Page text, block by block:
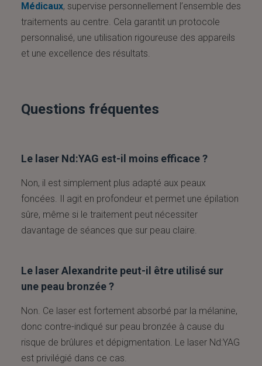
Médicaux, supervise personnellement l’ensemble des
traitements au centre. Cela garantit un protocole
personnalisé, une utilisation rigoureuse des appareils
et une excellence des résultats.
Questions fréquentes
Le laser Nd:YAG est-il moins efficace ?
Non, il est simplement plus adapté aux peaux
foncées. Il agit en profondeur et permet une épilation
sûre, même si le traitement peut nécessiter
davantage de séances que sur peau claire.
Le laser Alexandrite peut-il être utilisé sur
une peau bronzée ?
Non. Ce laser est fortement absorbé par la mélanine,
donc contre-indiqué sur peau bronzée à cause du
risque de brûlures et dépigmentation. Le laser Nd:YAG
est privilégié dans ce cas.